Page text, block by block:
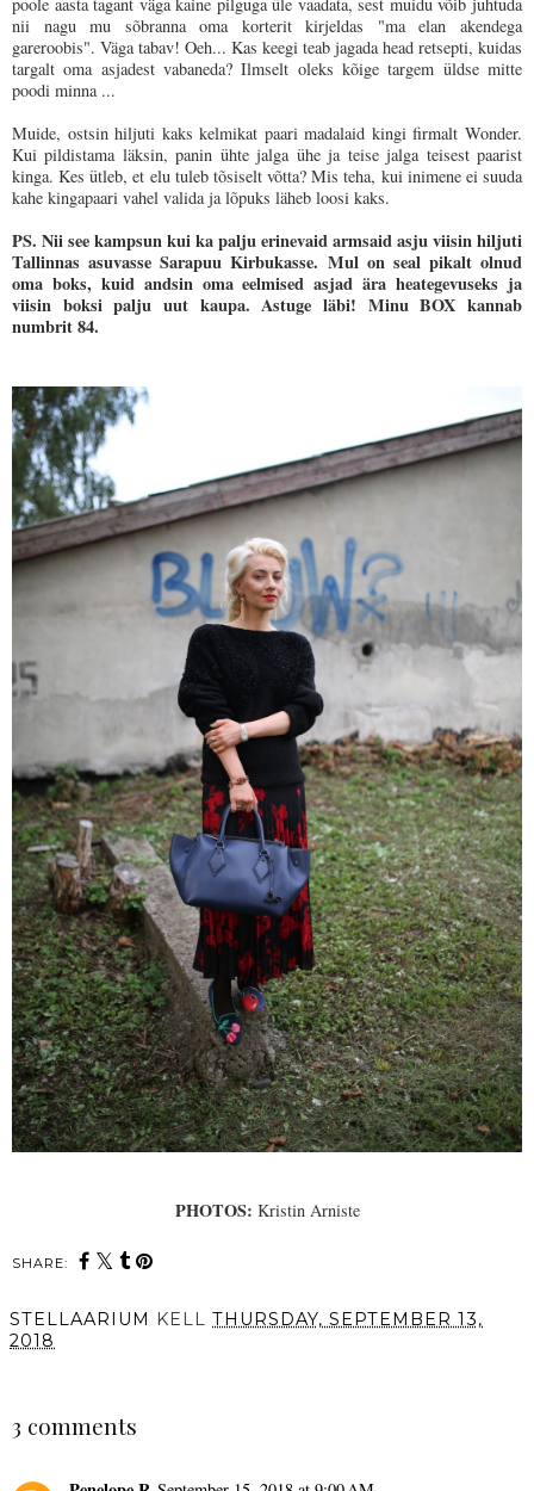
nii nagu mu sõbranna oma korterit kirjeldas "ma elan akendega
gareroobis". Väga tabav! Oeh... Kas keegi teab jagada head retsepti, kuidas
targalt oma asjadest vabaneda? Ilmselt oleks kõige targem üldse mitte
poodi minna ...
Muide, ostsin hiljuti kaks kelmikat paari madalaid kingi firmalt Wonder.
Kui pildistama läksin, panin ühte jalga ühe ja teise jalga teisest paarist
kinga. Kes ütleb, et elu tuleb tõsiselt võtta? Mis teha, kui inimene ei suuda
kahe kingapaari vahel valida ja lõpuks läheb loosi kaks.
PS. Nii see kampsun kui ka palju erinevaid armsaid asju viisin hiljuti
Tallinnas asuvasse Sarapuu Kirbukasse. Mul on seal pikalt olnud
oma boks, kuid andsin oma eelmised asjad ära heategevuseks ja
viisin boksi palju uut kaupa. Astuge läbi! Minu BOX kannab
numbrit 84.
PHOTOS: Kristin Arniste
SHARE:
STELLAARIUM KELL THURSDAY, SEPTEMBER 13,
2018
3 comments